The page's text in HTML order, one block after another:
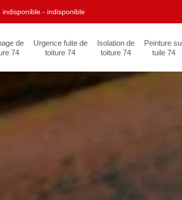
indisponible - indisponible
de
74
Urgence fuite de
toiture 74
Isolation de
toiture 74
Peinture
tuile 74